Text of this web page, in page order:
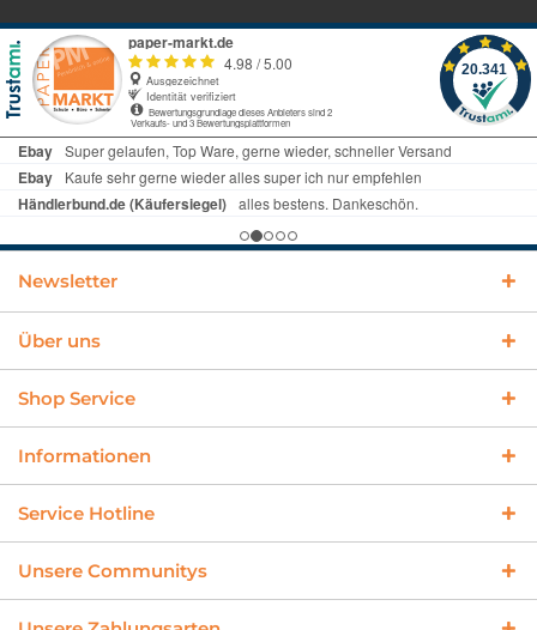
Newsletter
Über uns
Shop Service
Informationen
Service Hotline
Unsere Communitys